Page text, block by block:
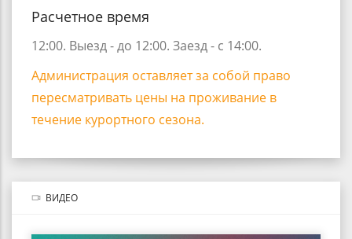
Расчетное время
12:00. Выезд - до 12:00. Заезд - с 14:00.
Администрация оставляет за собой право
пересматривать цены на проживание в
течение курортного сезона.
ВИДЕО